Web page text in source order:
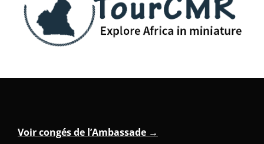
Voir congés de l’Ambassade →